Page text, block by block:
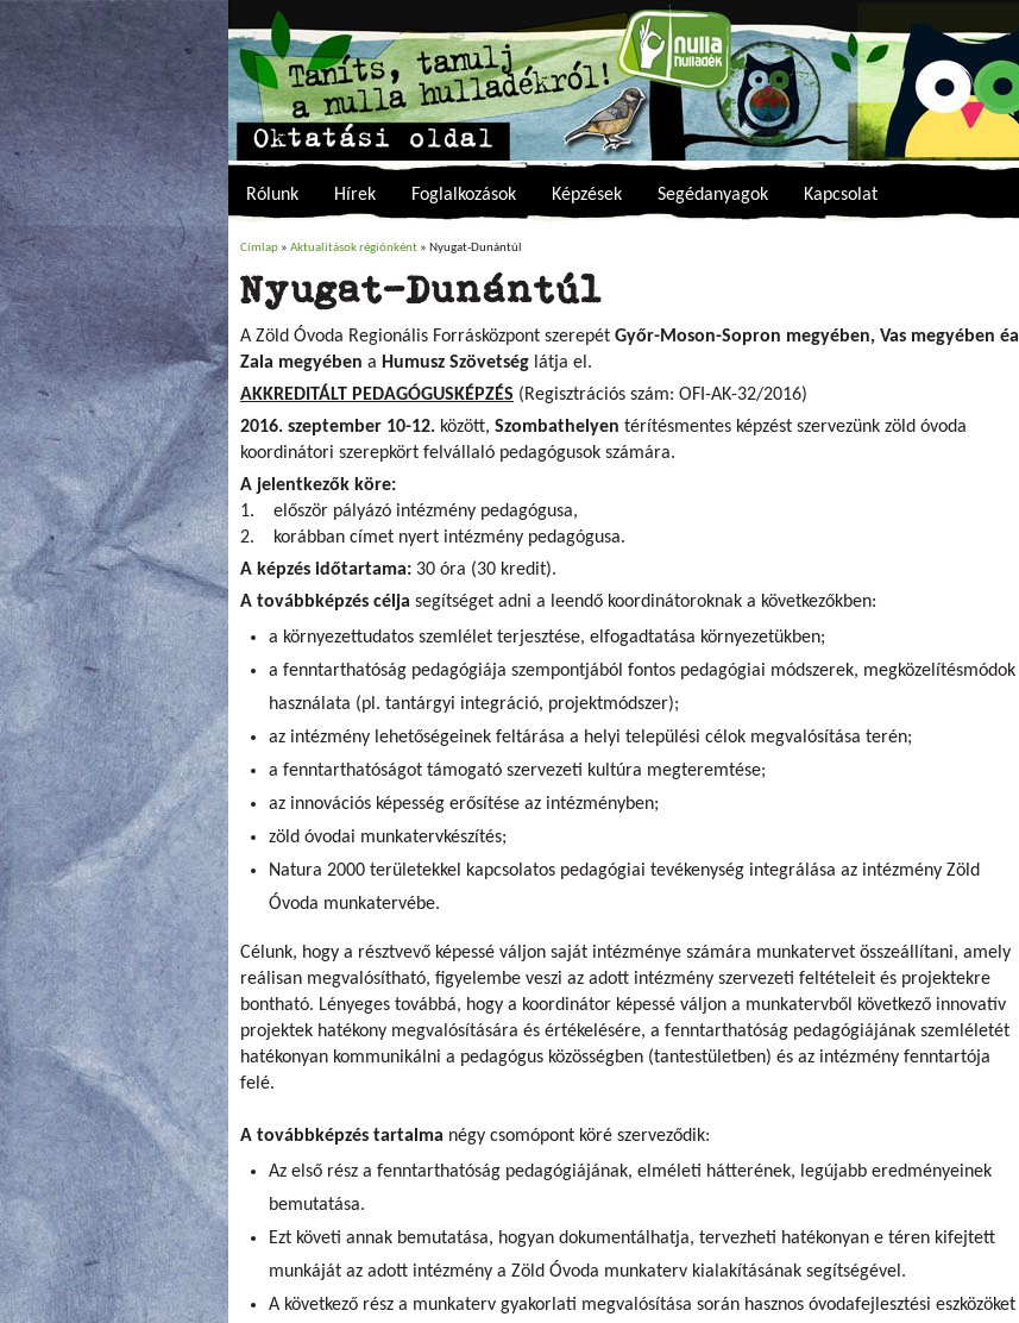
Rólunk Hírek Foglalkozások Képzések Segédanyagok Kapcsolat
Jelenlegi hely
Címlap » Aktualitások régiónként » Nyugat-Dunántúl
Nyugat-Dunántúl
A Zöld Óvoda Regionális Forrásközpont szerepét Győr-Moson-Sopron megyében, Vas megyében éa
Zala megyében a Humusz Szövetség látja el.
AKKREDITÁLT PEDAGÓGUSKÉPZÉS (Regisztrációs szám: OFI-AK-32/2016)
2016. szeptember 10-12. között, Szombathelyen térítésmentes képzést szervezünk zöld óvoda
koordinátori szerepkört felvállaló pedagógusok számára.
A jelentkezők köre:
1. először pályázó intézmény pedagógusa,
2. korábban címet nyert intézmény pedagógusa.
A képzés időtartama: 30 óra (30 kredit).
A továbbképzés célja segítséget adni a leendő koordinátoroknak a következőkben:
a környezettudatos szemlélet terjesztése, elfogadtatása környezetükben;
a fenntarthatóság pedagógiája szempontjából fontos pedagógiai módszerek, megközelítésmódok
használata (pl. tantárgyi integráció, projektmódszer);
az intézmény lehetőségeinek feltárása a helyi települési célok megvalósítása terén;
a fenntarthatóságot támogató szervezeti kultúra megteremtése;
az innovációs képesség erősítése az intézményben;
zöld óvodai munkatervkészítés;
Natura 2000 területekkel kapcsolatos pedagógiai tevékenység integrálása az intézmény Zöld
Óvoda munkatervébe.
Célunk, hogy a résztvevő képessé váljon saját intézménye számára munkatervet összeállítani, amely
reálisan megvalósítható, figyelembe veszi az adott intézmény szervezeti feltételeit és projektekre
bontható. Lényeges továbbá, hogy a koordinátor képessé váljon a munkatervből következő innovatív
projektek hatékony megvalósítására és értékelésére, a fenntarthatóság pedagógiájának szemléletét
hatékonyan kommunikálni a pedagógus közösségben (tantestületben) és az intézmény fenntartója
felé.
A továbbképzés tartalma négy csomópont köré szerveződik:
Az első rész a fenntarthatóság pedagógiájának, elméleti hátterének, legújabb eredményeinek
bemutatása.
Ezt követi annak bemutatása, hogyan dokumentálhatja, tervezheti hatékonyan e téren kifejtett
munkáját az adott intézmény a Zöld Óvoda munkaterv kialakításának segítségével.
A következő rész a munkaterv gyakorlati megvalósítása során hasznos óvodafejlesztési eszközöket